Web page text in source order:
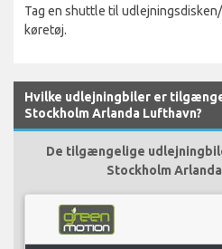
Tag en shuttle til
køretøj.
Hvilke udlejningbiler er
Stockholm Arlanda Lufthavn?
De tilgængelige
Stockholm